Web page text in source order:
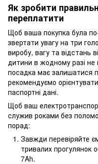
Як зробити
переплатити
Щоб ваша покупка була
звертати увагу на три
виробу, вагу та відстань
дитини в жодному разі
посадка має залишатися
рекомендуємо
паспортні дані.
Щоб ваш
служив роками без
порад:
Завжди перевіряйте
тривалих прогулянок
7Ah.